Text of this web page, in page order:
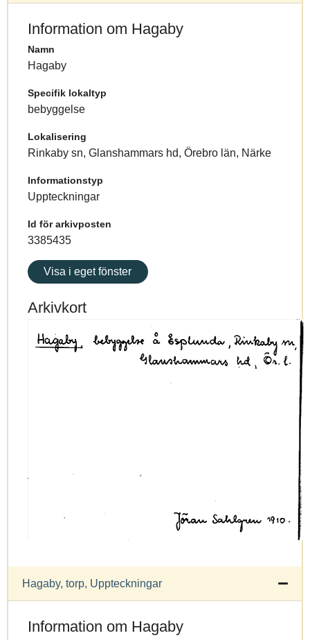
Information om Hagaby
Namn
Hagaby
Specifik lokaltyp
bebyggelse
Lokalisering
Rinkaby sn, Glanshammars hd, Örebro län, Närke
Informationstyp
Uppteckningar
Id för arkivposten
3385435
Visa i eget fönster
Arkivkort
Hagaby, torp, Uppteckningar
Information om Hagaby